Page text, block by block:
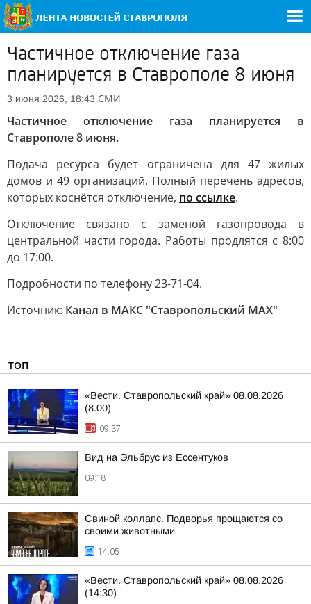
Частичное отключение газа
планируется в Ставрополе 8 июня
3 июня 2026, 18:43 СМИ
Частичное отключение газа планируется в
Ставрополе 8 июня.
Подача ресурса будет ограничена для 47 жилых
домов и 49 организаций. Полный перечень адресов,
которых коснётся отключение, по ссылке.
Отключение связано с заменой газопровода в
центральной части города. Работы продлятся с 8:00
до 17:00.
Подробности по телефону 23-71-04.
Источник: Канал в МАКС "Ставропольский MAX"
ТОП
«Вести. Ставропольский край» 08.08.2026
(8.00)
09:37
Вид на Эльбрус из Ессентуков
09:18
Свиной коллапс. Подворья прощаются со
своими животными
14:05
«Вести. Ставропольский край» 08.08.2026
(14:30)